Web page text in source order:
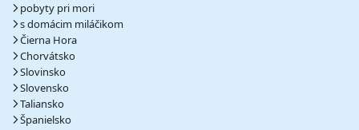
pobyty pri mori
s domácim miláčikom
Čierna Hora
Chorvátsko
Slovinsko
Slovensko
Taliansko
Španielsko